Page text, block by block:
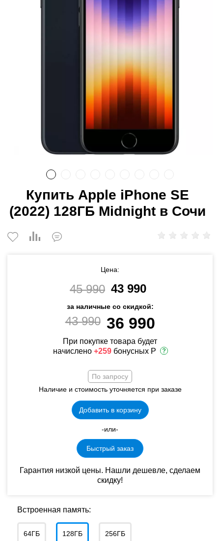
Купить Apple iPhone SE
(2022) 128ГБ Midnight в Сочи
Цена:
45 990 43 990
за наличные со скидкой:
43 990 36 990
При покупке товара будет
начислено +259 бонусных Р
По запросу
Наличие и стоимость уточняется при заказе
Добавить в корзину
-или-
Быстрый заказ
Гарантия низкой цены. Нашли дешевле, сделаем
скидку!
Встроенная память:
64ГБ 128ГБ 256ГБ